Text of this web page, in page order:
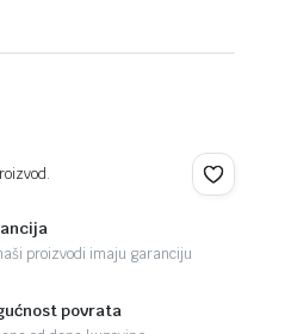
proizvodi imaju garanciju
povrata